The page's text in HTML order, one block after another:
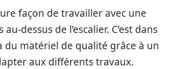
façon de travailler avec une
dessus de l’escalier. C’est dans
matériel de qualité grâce à un
aux différents travaux.